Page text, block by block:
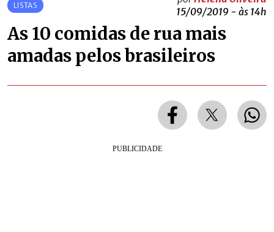
LISTAS
15/09/2019 - às 14h
As 10 comidas de rua mais
amadas pelos brasileiros